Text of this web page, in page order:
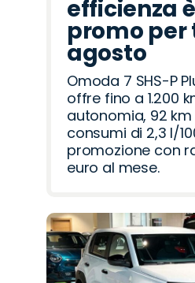
efficienza
promo
agosto
Omoda 7 SHS-P
offre fino a 1.200
autonomia, 92
consumi di 2,3 l/
promozione con
euro al mese.